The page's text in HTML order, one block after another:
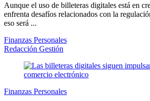
Aunque el uso de billeteras digitales está en
enfrenta desafíos relacionados con la
eso será ...
Finanzas Personales
Redacción Gestión
Finanzas Personales